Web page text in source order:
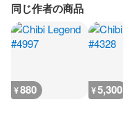
同じ作者の商品
¥880 ¥5,300